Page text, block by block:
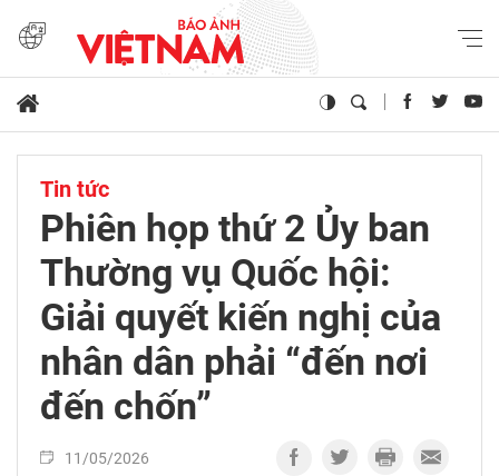
Tin tức
Phiên họp thứ 2 Ủy ban
Thường vụ Quốc hội:
Giải quyết kiến nghị của
nhân dân phải “đến nơi
đến chốn”
11/05/2026